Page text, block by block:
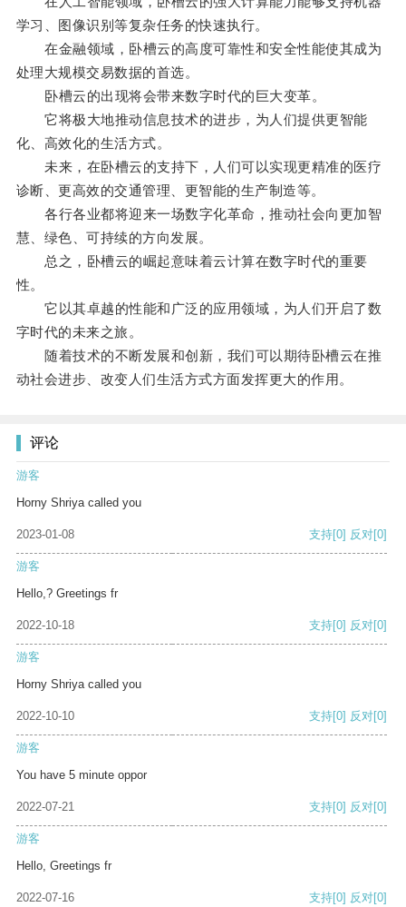
学习、图像识别等复杂任务的快速执行。
在金融领域，卧槽云的高度可靠性和安全性能使其成为
处理大规模交易数据的首选。
卧槽云的出现将会带来数字时代的巨大变革。
它将极大地推动信息技术的进步，为人们提供更智能
化、高效化的生活方式。
未来，在卧槽云的支持下，人们可以实现更精准的医疗
诊断、更高效的交通管理、更智能的生产制造等。
各行各业都将迎来一场数字化革命，推动社会向更加智
慧、绿色、可持续的方向发展。
总之，卧槽云的崛起意味着云计算在数字时代的重要
性。
它以其卓越的性能和广泛的应用领域，为人们开启了数
字时代的未来之旅。
随着技术的不断发展和创新，我们可以期待卧槽云在推
动社会进步、改变人们生活方式方面发挥更大的作用。
评论
游客
Horny Shriya called you
2023-01-08 支持[0] 反对[0]
游客
Hello,? Greetings fr
2022-10-18 支持[0] 反对[0]
游客
Horny Shriya called you
2022-10-10 支持[0] 反对[0]
游客
You have 5 minute oppor
2022-07-21 支持[0] 反对[0]
游客
Hello, Greetings fr
2022-07-16 支持[0] 反对[0]